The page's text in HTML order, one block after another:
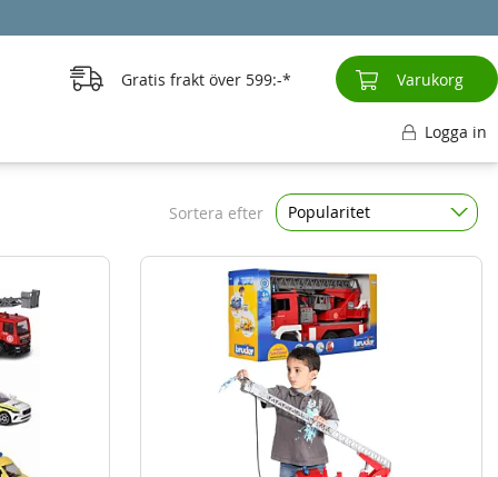
Sortera efter Popularitet
Gratis frakt över 599:- Varukorg
Logga in